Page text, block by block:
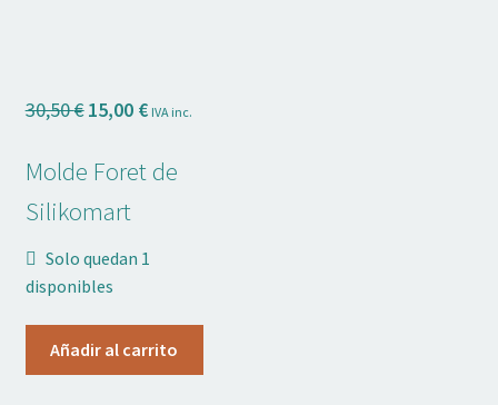
Marcas
OFERTAS
30,50€ El
original
30,50 €.
15,00 €El
actual
IVA inc.
Molde Foret de
Silikomart
Solo quedan 1
disponibles
Añadir al carrito